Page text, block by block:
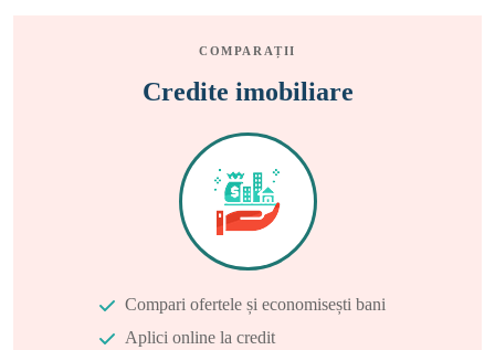
COMPARAȚII
Credite imobiliare
Compari ofertele și economisești bani
Aplici online la credit